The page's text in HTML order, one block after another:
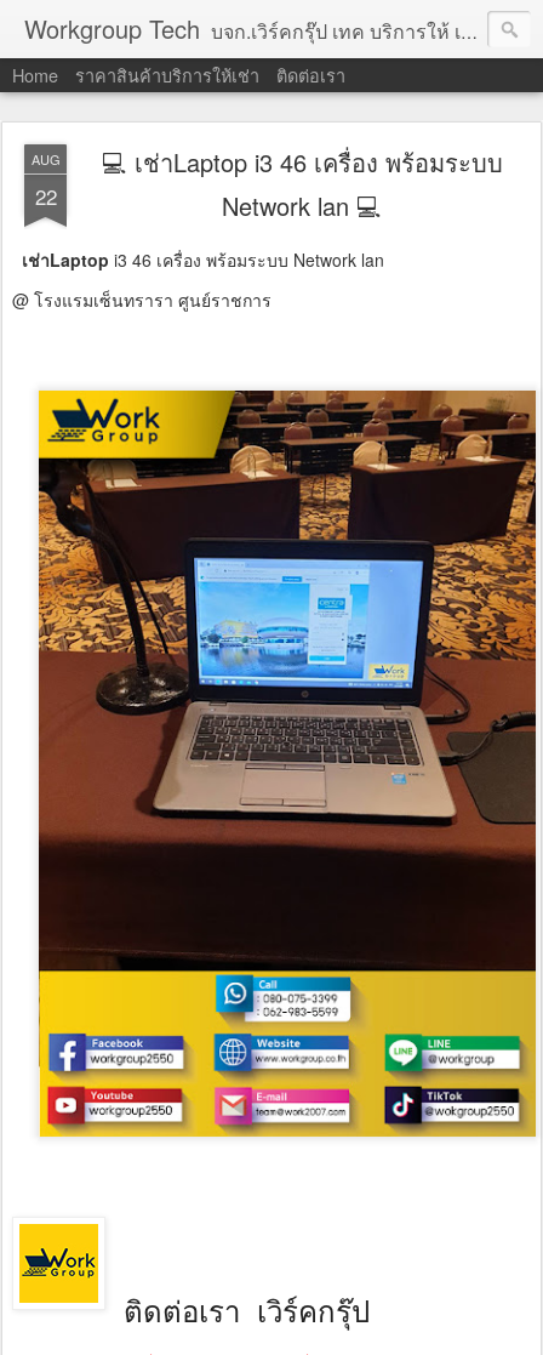
Workgroup Tech บจก.เวิร์คกรุ๊ป เทค บริการให้ เช่าคอมพิวเตอร์ โน้ตบุ๊ค โปรเจคเตอร์ ทีวีจอแบน จอทัชสกรีน ตู้คีออส วีดีโอวอล และอุปกรณ์อื่น ๆ บริการให้เช่าเป็น รายวัน
Home ราคาสินค้าบริการให้เช่า ติดต่อเรา
AUG
22
💻 เช่าLaptop i3 46 เครื่อง พร้อมระบบ
Network lan 💻
เช่าLaptop i3 46 เครื่อง พร้อมระบบ Network lan
@ โรงแรมเซ็นทรารา ศูนย์ราชการ
ติดต่อเรา เวิร์คกรุ๊ป